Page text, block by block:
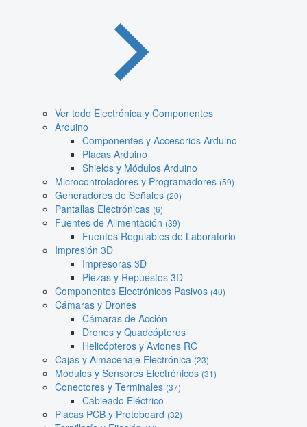
Ver todo Electrónica y Componentes
Arduino
Componentes y Accesorios Arduino
Placas Arduino
Shields y Módulos Arduino
Microcontroladores y Programadores (59)
Generadores de Señales (20)
Pantallas Electrónicas (6)
Fuentes de Alimentación (39)
Fuentes Regulables de Laboratorio
Impresión 3D
Impresoras 3D
Piezas y Repuestos 3D
Componentes Electrónicos Pasivos (40)
Cámaras y Drones
Cámaras de Acción
Drones y Quadcópteros
Helicópteros y Aviones RC
Cajas y Almacenaje Electrónica (23)
Módulos y Sensores Electrónicos (31)
Conectores y Terminales (37)
Cableado Eléctrico
Placas PCB y Protoboard (32)